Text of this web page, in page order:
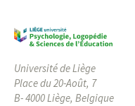
Université de Liège
Place du 20-Août, 7
B- 4000 Liège, Belgique